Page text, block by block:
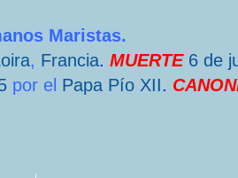
Maristas.
, Francia. MUERTE 6 de
por el Papa Pío XII.